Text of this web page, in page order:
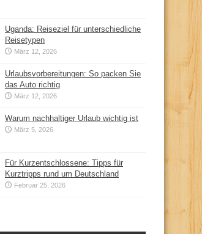
Uganda: Reiseziel für unterschiedliche
Reisetypen
März 12, 2026
Urlaubsvorbereitungen: So packen Sie
das Auto richtig
März 12, 2026
Warum nachhaltiger Urlaub wichtig ist
März 5, 2026
Für Kurzentschlossene: Tipps für
Kurztripps rund um Deutschland
Februar 25, 2026